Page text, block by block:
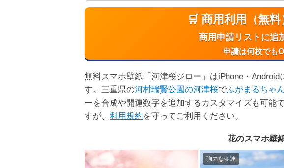
🛒 商用利用（無
商用申請リストに追
申請は何枚でも
無料スマホ壁紙「河津桜ジロー」はiPhone・
す。三重県の河村瑞賢公園の河津桜でふがまるちゃん
ーを合成や開運数字を追加するカスタマイズも可能
すが、 利用規約を守ってご利用ください。
花のスマホ壁
強力な金運